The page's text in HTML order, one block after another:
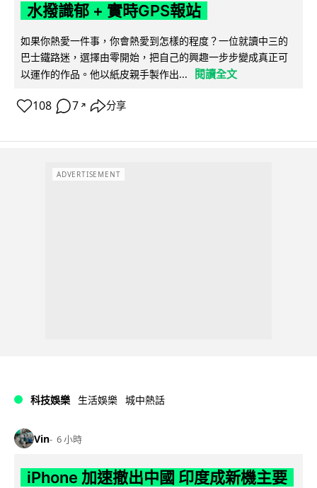
水撥識郁 + 實時GPS報站
如果你熱愛一件事，你會熱愛到怎樣的程度？一位就讀中三的
巴士鐵路迷，選擇由零開始，把自己的興趣一步步變成真正可
以運作的作品。他以紙皮親手製作出...
閱讀全文
108 7 ↗ 分享
ADVERTISEMENT
科技娛樂 生活娛樂 城中熱話
Vin 6 小時
iPhone 加速撤出中國 印度成新機主要